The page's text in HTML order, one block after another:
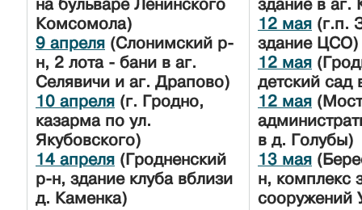
на бульваре Ленинского
Комсомола)
9 апреля (Слонимский р-
н, 2 лота - бани в аг.
Селявичи и аг. Драпово)
10 апреля (г. Гродно,
казарма по ул.
Якубовского)
14 апреля (Гродненский
р-н, здание клуба вблизи
д. Каменка)
здание в аг.
12 мая (г.п.
здание ЦСО)
12 мая
детский сад
12 мая
в д. Голубы)
13 мая
н, комплекс
сооружений